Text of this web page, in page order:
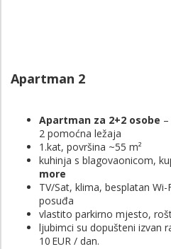
Apartman 2
Apartman za 2+2 osobe
2 pomoćna ležaja
1.kat, površina ~55 m²
kuhinja s blagovaonicom,
more
TV/Sat, klima, besplatan
posuđa
vlastito parkirno mjesto,
ljubimci su dopušteni izvan
10 EUR / dan.